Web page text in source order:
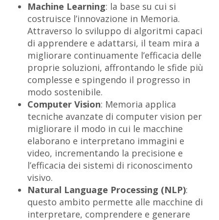
Machine Learning: la base su cui si
costruisce l’innovazione in Memoria.
Attraverso lo sviluppo di algoritmi capaci
di apprendere e adattarsi, il team mira a
migliorare continuamente l’efficacia delle
proprie soluzioni, affrontando le sfide più
complesse e spingendo il progresso in
modo sostenibile.
Computer Vision: Memoria applica
tecniche avanzate di computer vision per
migliorare il modo in cui le macchine
elaborano e interpretano immagini e
video, incrementando la precisione e
l’efficacia dei sistemi di riconoscimento
visivo.
Natural Language Processing (NLP):
questo ambito permette alle macchine di
interpretare, comprendere e generare